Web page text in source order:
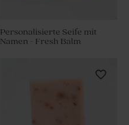
Personalisierte Seife mit
Namen - Fresh Balm